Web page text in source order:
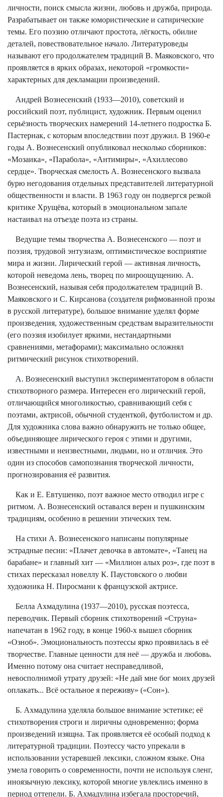
личности, поиск смысла жизни, любовь и дружба, природа.
Разрабатывает он также юмористические и сатирические
темы. Его поэзию отличают простота, лёгкость, обилие
деталей, повествовательное начало. Литературоведы
называют его продолжателем традиций В. Маяковского, что
проявляется в ярких образах, некоторой «громкости»
характерных для декламации произведений.
Андрей Вознесенский (1933—2010), советский и
российский поэт, публицист, художник. Первым оценил
серьёзность творческих намерений 14-летнего подростка Б.
Пастернак, с которым впоследствии поэт дружил. В 1960-е
годы А. Вознесенский опубликовал несколько сборников:
«Мозаика», «Парабола», «Антимиры», «Ахиллесово
сердце». Творческая смелость А. Вознесенского вызвала
бурю негодования отдельных представителей литературной
общественности и власти. В 1963 году он подвергся резкой
критике Хрущёва, который в эмоциональном запале
настаивал на отъезде поэта из страны.
Ведущие темы творчества А. Вознесенского — поэт и
поэзия, трудовой энтузиазм, оптимистическое восприятие
мира и жизни. Лирический герой — активная личность,
которой неведома лень, творец по мироощущению. А.
Вознесенский, называя себя продолжателем традиций В.
Маяковского и С. Кирсанова (создателя рифмованной прозы
в русской литературе), большое внимание уделял форме
произведения, художественным средствам выразительности
(его поэзия изобилует яркими, нестандартными
сравнениями, метафорами); максимально осложнял
ритмический рисунок стихотворений.
А. Вознесенский выступил экспериментатором в области
стихотворного размера. Интересен его лирический герой,
отличающийся многоликостью, сравнивающий себя с
поэтами, актрисой, обычной студенткой, футболистом и др.
Для художника слова важно обнаружить не только общее,
объединяющее лирического героя с этими и другими,
известными и неизвестными, людьми, но и отличия. Это
один из способов самопознания творческой личности,
прогнозирования её развития.
Как и Е. Евтушенко, поэт важное место отводил игре с
ритмом. А. Вознесенский оставался верен и пушкинским
традициям, особенно в решении этических тем.
На стихи А. Вознесенского написаны популярные
эстрадные песни: «Плачет девочка в автомате», «Танец на
барабане» и главный хит — «Миллион алых роз», где поэт в
стихах пересказал новеллу К. Паустовского о любви
художника Н. Пиросмани к французской актрисе.
Белла Ахмадулина (1937—2010), русская поэтесса,
переводчик. Первый сборник стихотворений «Струна»
напечатан в 1962 году, в конце 1960-х вышел сборник
«Озноб». Эмоциональность поэтессы ярко проявилась в её
творчестве. Главные ценности для неё — дружба и любовь.
Именно потому она считает несправедливой,
невосполнимой утрату друзей: «Не дай мне бог моих друзей
оплакать... Всё остальное я переживу» («Сон»).
Б. Ахмадулина уделяла большое внимание эстетике; её
стихотворения строги и лиричны одновременно; форма
произведений изящна. Так проявляется её особый подход к
литературной традиции. Поэтессу часто упрекали в
использовании устаревшей лексики, сложном языке. Она
умела говорить о современности, почти не используя сленг,
иноязычную лексику, которой многие увлеклись именно в
период оттепели. Б. Ахмадулина избегала просторечий,